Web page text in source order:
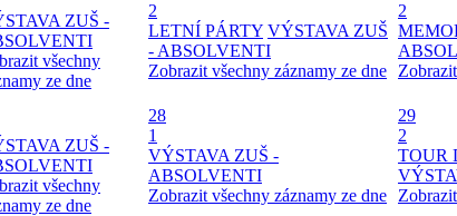
ZUŠ -
všechny
ze dne
2
LETNÍ PÁRTY VÝSTAVA ZUŠ
- ABSOLVENTI
Zobrazit všechny záznamy ze dne
2
ZUŠ -
všechny
ze dne
28
1
VÝSTAVA ZUŠ -
ABSOLVENTI
Zobrazit všechny záznamy ze dne
29
2
TOUR